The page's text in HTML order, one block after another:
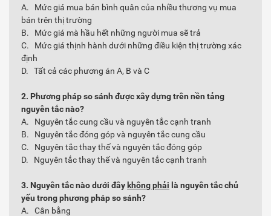
A. Mức giá mua bán bình quân của nhiều thương vụ mua
bán trên thị trường
B. Mức giá mà hầu hết những người mua sẽ trả
C. Mức giá thịnh hành dưới những điều kiện thị trường xác
định
D. Tất cả các phương án A, B và C
2. Phương pháp so sánh được xây dựng trên nền tảng
nguyên tắc nào?
A. Nguyên tắc cung cầu và nguyên tắc cạnh tranh
B. Nguyên tắc đóng góp và nguyên tắc cung cầu
C. Nguyên tắc thay thế và nguyên tắc đóng góp
D. Nguyên tắc thay thế và nguyên tắc cạnh tranh
3. Nguyên tắc nào dưới đây không phải là nguyên tắc chủ
yếu trong phương pháp so sánh?
A. Cân bằng